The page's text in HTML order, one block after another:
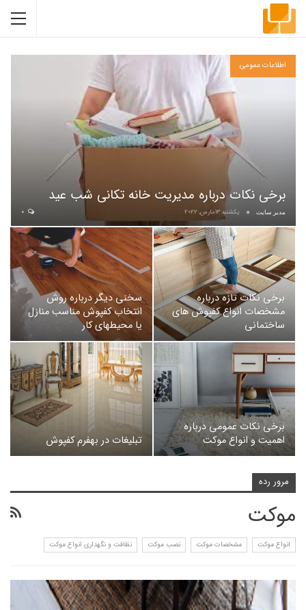
اطلاعات عمومی
برخی نکات درباره مدیریت خانه تکانی شب عید
مدیر سایت یکشنبه 13مارس, 2022
برخی نکات تازه درباره
مشخصات انواع کفپوش های
ساختمانی
سخنی دیگر درباره روش
انتخاب کفپوش مناسب منازل
یا محیطهای کار
برخی نکات عمومی درباره
اهمیت و انواع موکت
تبلیغات در بهفرم کفپوش
مرور رده
موکت
انواع موکت مشخصات موکت نصب موکت نظافت و نگهداری انواع موکت